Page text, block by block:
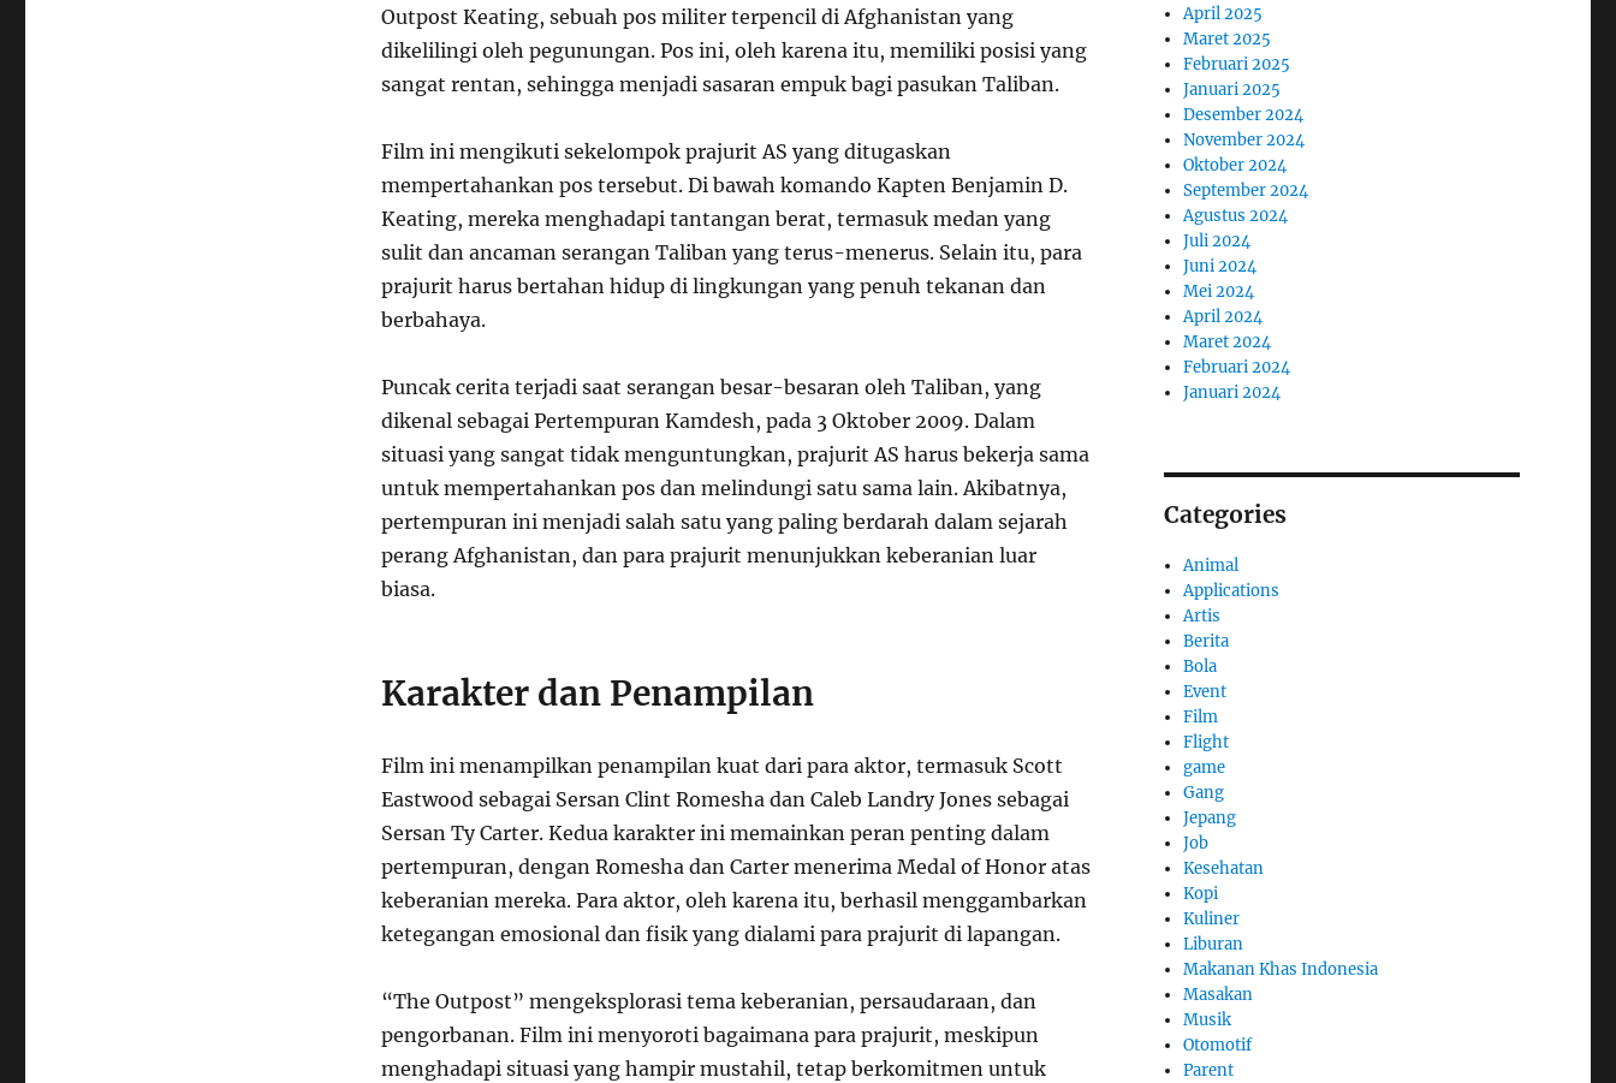
Outpost Keating, sebuah pos militer terpencil di Afghanistan yang
dikelilingi oleh pegunungan. Pos ini, oleh karena itu, memiliki posisi yang
sangat rentan, sehingga menjadi sasaran empuk bagi pasukan Taliban.
Film ini mengikuti sekelompok prajurit AS yang ditugaskan
mempertahankan pos tersebut. Di bawah komando Kapten Benjamin D.
Keating, mereka menghadapi tantangan berat, termasuk medan yang
sulit dan ancaman serangan Taliban yang terus-menerus. Selain itu, para
prajurit harus bertahan hidup di lingkungan yang penuh tekanan dan
berbahaya.
Puncak cerita terjadi saat serangan besar-besaran oleh Taliban, yang
dikenal sebagai Pertempuran Kamdesh, pada 3 Oktober 2009. Dalam
situasi yang sangat tidak menguntungkan, prajurit AS harus bekerja sama
untuk mempertahankan pos dan melindungi satu sama lain. Akibatnya,
pertempuran ini menjadi salah satu yang paling berdarah dalam sejarah
perang Afghanistan, dan para prajurit menunjukkan keberanian luar
biasa.
Karakter dan Penampilan
Film ini menampilkan penampilan kuat dari para aktor, termasuk Scott
Eastwood sebagai Sersan Clint Romesha dan Caleb Landry Jones sebagai
Sersan Ty Carter. Kedua karakter ini memainkan peran penting dalam
pertempuran, dengan Romesha dan Carter menerima Medal of Honor atas
keberanian mereka. Para aktor, oleh karena itu, berhasil menggambarkan
ketegangan emosional dan fisik yang dialami para prajurit di lapangan.
“The Outpost” mengeksplorasi tema keberanian, persaudaraan, dan
pengorbanan. Film ini menyoroti bagaimana para prajurit, meskipun
menghadapi situasi yang hampir mustahil, tetap berkomitmen untuk
April 2025
Maret 2025
Februari 2025
Januari 2025
Desember 2024
November 2024
Oktober 2024
September 2024
Agustus 2024
Juli 2024
Juni 2024
Mei 2024
April 2024
Maret 2024
Februari 2024
Januari 2024
Categories
Animal
Applications
Artis
Berita
Bola
Event
Film
Flight
game
Gang
Jepang
Job
Kesehatan
Kopi
Kuliner
Liburan
Makanan Khas Indonesia
Masakan
Musik
Otomotif
Parent